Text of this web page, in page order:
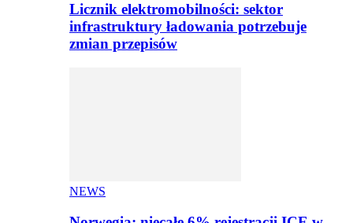
Licznik elektromobilności: sektor
infrastruktury ładowania potrzebuje
zmian przepisów
NEWS